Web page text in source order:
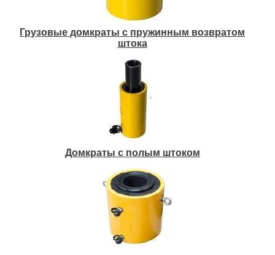
Грузовые домкраты с пружинным возвратом
штока
Домкраты с полым штоком